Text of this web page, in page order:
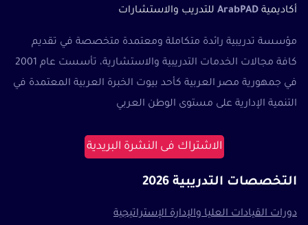
أكاديمية ArabPAD للتدريب والاستشارات
مؤسسة تدريبية رائدة متكاملة ومعتمدة متخصصة في تقديم
كافة مجالات الخدمات التدريبية والاستشارية، تأسست عام 2001
في جمهورية مصر العربية كأحد بيوت الخبرة العربية المعتمدة في
التنمية الإدارية على مستوى الوطن العربي
الاشتراك فى النشرة البريدية
التخصصات التدريبية 2026
دورات القيادات العليا والإدارة الإستراتيجية